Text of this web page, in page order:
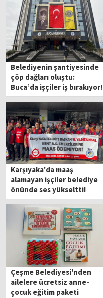
Belediyenin şantiyesinde
çöp dağları oluştu:
Buca’da işçiler iş bırakıyor!
Karşıyaka'da maaş
alamayan işçiler belediye
önünde ses yükseltti!
Çeşme Belediyesi'nden
ailelere ücretsiz anne-
çocuk eğitim paketi